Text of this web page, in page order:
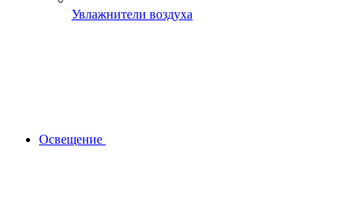
Увлажнители воздуха
Освещение